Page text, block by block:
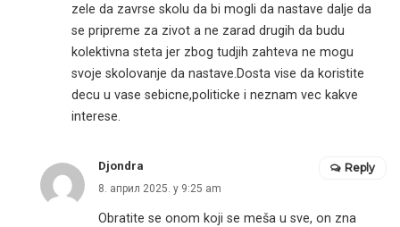
zele da zavrse skolu da bi mogli da nastave dalje da
se pripreme za zivot a ne zarad drugih da budu
kolektivna steta jer zbog tudjih zahteva ne mogu
svoje skolovanje da nastave.Dosta vise da koristite
decu u vase sebicne,politicke i neznam vec kakve
interese.
Djondra
8. април 2025. у 9:25 am
Obratite se onom koji se meša u sve, on zna
Reply